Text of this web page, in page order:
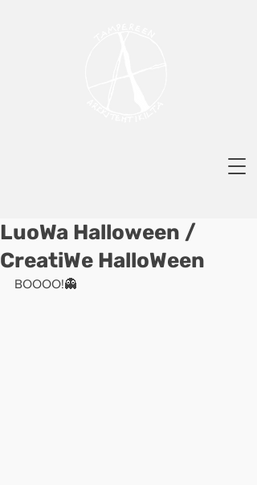
LuoWa Halloween /
CreatiWe HalloWeen
BOOOO!👻